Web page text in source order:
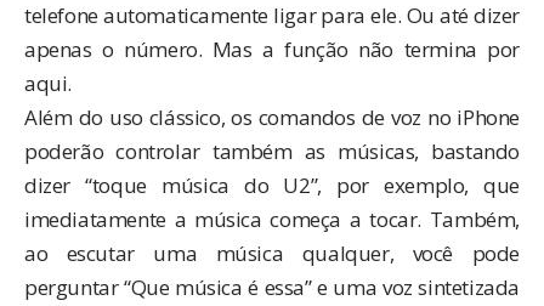
telefone automaticamente ligar para ele. Ou até dizer
apenas o número. Mas a função não termina por
aqui.
Além do uso clássico, os comandos de voz no iPhone
poderão controlar também as músicas, bastando
dizer “toque música do U2”, por exemplo, que
imediatamente a música começa a tocar. Também,
ao escutar uma música qualquer, você pode
perguntar “Que música é essa” e uma voz sintetizada